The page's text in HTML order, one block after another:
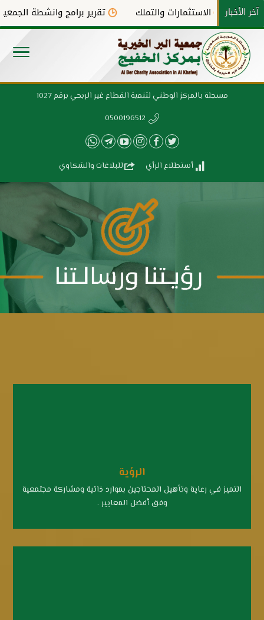
آخر الأخبار الاستثمارات والتملك تقرير برامج وانشطة الجمعية لعام
مسجلة بالمركز الوطني لتنمية القطاع غير الربحي برقم 1027
0500196512
أستطلاع الرأي للبلاغات والشكاوي
الرؤية
التميز في رعاية وتأهيل المحتاجين بموارد ذاتية ومشاركة مجتمعية
وفق أفضل المعايير .